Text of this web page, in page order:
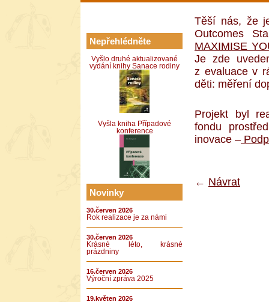
Nepřehlédněte
Vyšlo druhé aktualizované
vydání knihy Sanace rodiny
Vyšla kniha Případové
konference
Novinky
30.červen 2026
Rok realizace je za námi
30.červen 2026
Krásné léto, krásné
prázdniny
16.červen 2026
Výroční zpráva 2025
19.květen 2026
Těší nás, že
Outcomes
MAXIMISE
Je zde
z evaluace v
děti: měření
Projekt byl
fondu
inovace –
← Návrat